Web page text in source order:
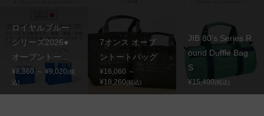
ロイヤルブルー
シリーズ2026●
オープントー...
¥8,360 ～ ¥9,020(税
込)
7オンス オープ
ントートバッグ
¥16,060 ～
¥18,260(税込)
JIB 80’s Series R
ound Duffle Bag
S
¥15,400(税込)